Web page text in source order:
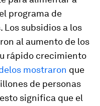
programa de
Los subsidios a los
al aumento de los
rápido crecimiento
mostraron que
de personas
significa que el